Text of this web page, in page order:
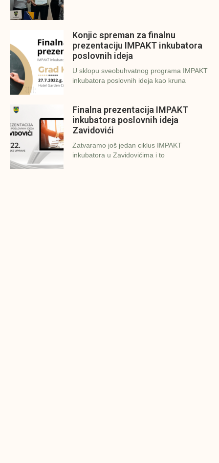
Konjic spreman za finalnu
prezentaciju IMPAKT inkubatora
poslovnih ideja
U sklopu sveobuhvatnog programa IMPAKT
inkubatora poslovnih ideja kao kruna
Finalna prezentacija IMPAKT
inkubatora poslovnih ideja
Zavidovići
Zatvaramo još jedan ciklus IMPAKT
inkubatora u Zavidovićima i to